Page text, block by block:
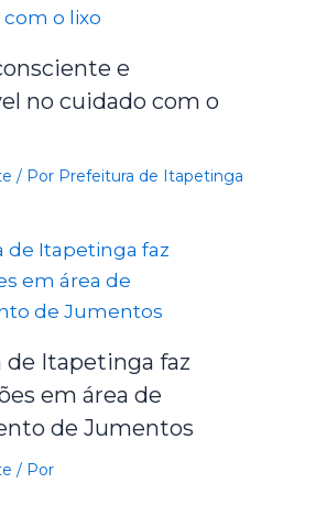
e
no cuidado com o
/ Por Prefeitura de Itapetinga
de Itapetinga faz
em área de
de Jumentos
/ Por